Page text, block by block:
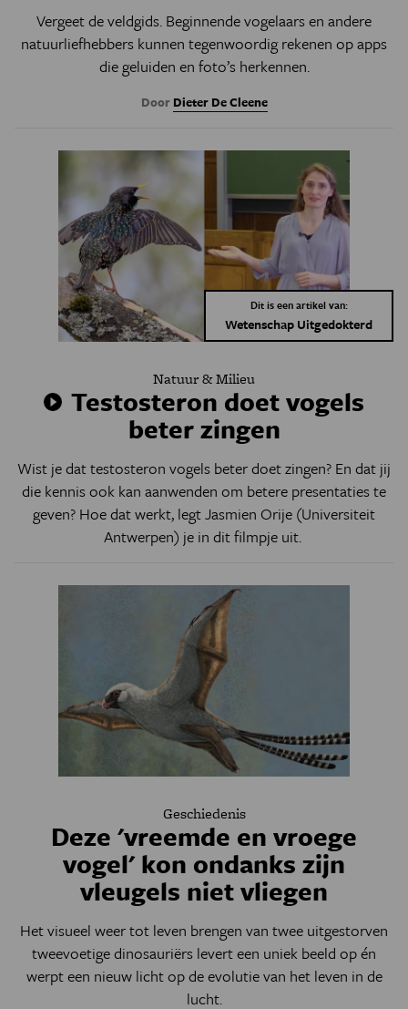
Vergeet de veldgids. Beginnende vogelaars en andere
natuurliefhebbers kunnen tegenwoordig rekenen op apps
die geluiden en foto’s herkennen.
Door Dieter De Cleene
Dit is een artikel van:
Wetenschap Uitgedokterd
Natuur & Milieu
Testosteron doet vogels
beter zingen
Wist je dat testosteron vogels beter doet zingen? En dat jij
die kennis ook kan aanwenden om betere presentaties te
geven? Hoe dat werkt, legt Jasmien Orije (Universiteit
Antwerpen) je in dit filmpje uit.
Geschiedenis
Deze 'vreemde en vroege
vogel' kon ondanks zijn
vleugels niet vliegen
Het visueel weer tot leven brengen van twee uitgestorven
tweevoetige dinosauriërs levert een uniek beeld op én
werpt een nieuw licht op de evolutie van het leven in de
lucht.